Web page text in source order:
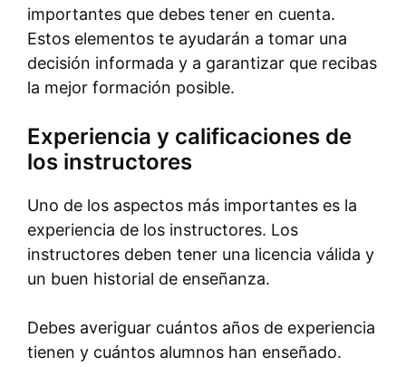
importantes que debes tener en cuenta.
Estos elementos te ayudarán a tomar una
decisión informada y a garantizar que recibas
la mejor formación posible.
Experiencia y calificaciones de
los instructores
Uno de los aspectos más importantes es la
experiencia de los instructores. Los
instructores deben tener una licencia válida y
un buen historial de enseñanza.
Debes averiguar cuántos años de experiencia
tienen y cuántos alumnos han enseñado.